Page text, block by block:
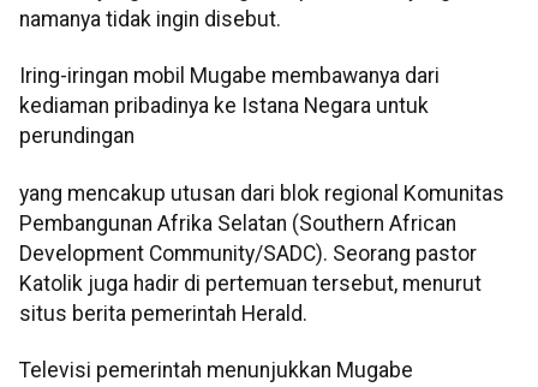
namanya tidak ingin disebut.
Iring-iringan mobil Mugabe membawanya dari
kediaman pribadinya ke Istana Negara untuk
perundingan
yang mencakup utusan dari blok regional Komunitas
Pembangunan Afrika Selatan (Southern African
Development Community/SADC). Seorang pastor
Katolik juga hadir di pertemuan tersebut, menurut
situs berita pemerintah Herald.
Televisi pemerintah menunjukkan Mugabe